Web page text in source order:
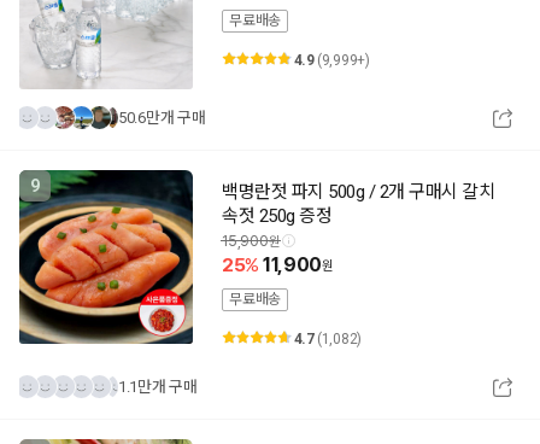
무료배송
4.9 (9,999+)
50.6만개 구매
9
백명란젓 파지 500g / 2개 구매시 갈치
속젓 250g 증정
15,900
25 11,900
무료배송
4.7 (1,082)
1.1만개 구매